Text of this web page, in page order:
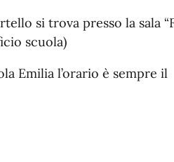
si trova presso la sala
scuola)
Emilia l’orario è sempre il